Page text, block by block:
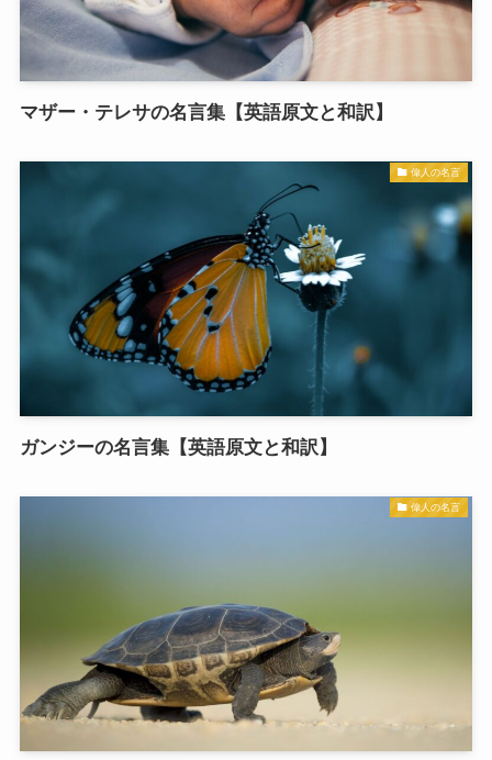
マザー・テレサの名言集【英語原文と和訳】
偉人の名言
ガンジーの名言集【英語原文と和訳】
偉人の名言